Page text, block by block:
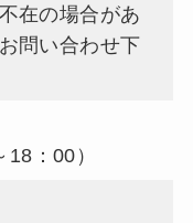
在の場合があ
問い合わせ下
18：00）